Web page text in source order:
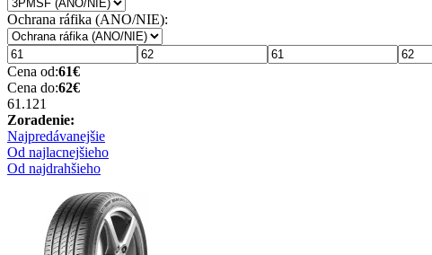
Ochrana ráfika (ANO/NIE):
Cena od:61€
Cena do:62€
61.121
Zoradenie:
Najpredávanejšie
Od najlacnejšieho
Od najdrahšieho